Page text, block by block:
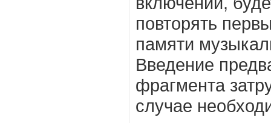
повторять
памяти
Введение
фрагмента
случае